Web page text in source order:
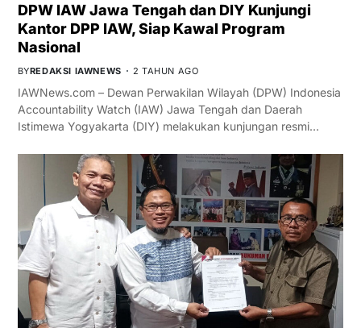
DPW IAW Jawa Tengah dan DIY Kunjungi
Kantor DPP IAW, Siap Kawal Program
Nasional
BYREDAKSI IAWNEWS 2 TAHUN AGO
IAWNews.com – Dewan Perwakilan Wilayah (DPW) Indonesia
Accountability Watch (IAW) Jawa Tengah dan Daerah
Istimewa Yogyakarta (DIY) melakukan kunjungan resmi…